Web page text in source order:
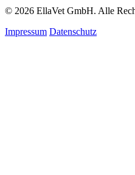
© 2026 EllaVet GmbH. Alle
Impressum Datenschutz